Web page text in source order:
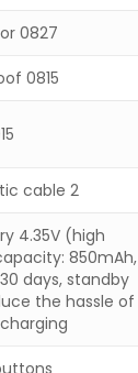
0827 flat motor
0815 waterproof
2 PIN magnetic cable
4.35V (high
850mAh,
days, standby
the hassle of